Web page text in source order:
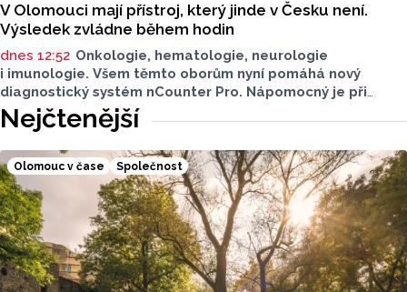
V Olomouci mají přístroj, který jinde v Česku není.
Výsledek zvládne během hodin
dnes 12:52 Onkologie, hematologie, neurologie
i imunologie. Všem těmto oborům nyní pomáhá nový
diagnostický systém nCounter Pro. Nápomocný je při
správném určení příčin obtíží i v přesném a včasném
nasazení účinné léčby.
Nejčtenější
Olomouc v čase Společnost